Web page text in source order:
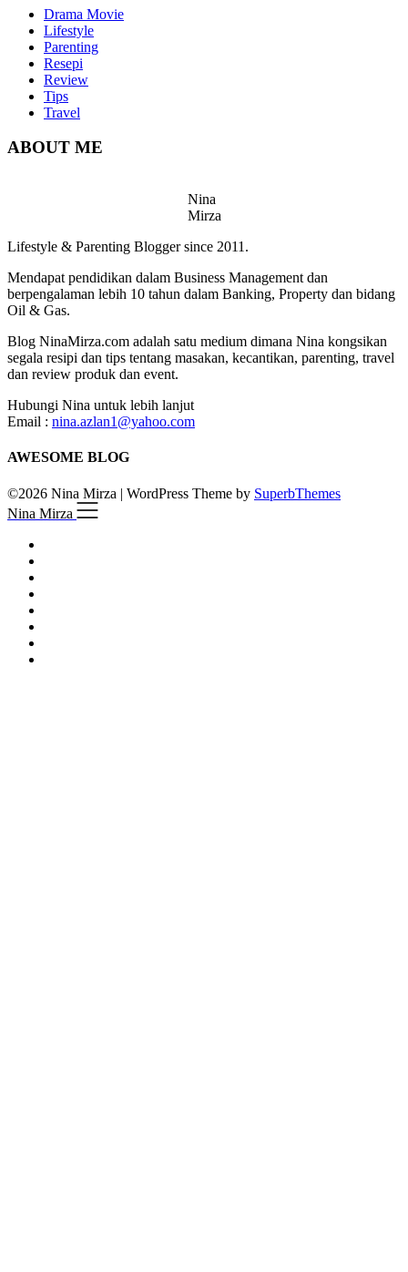
Drama Movie
Lifestyle
Parenting
Resepi
Review
Tips
Travel
ABOUT ME
Nina
Mirza
Lifestyle & Parenting Blogger since 2011.
Mendapat pendidikan dalam Business Management dan
berpengalaman lebih 10 tahun dalam Banking, Property dan bidang
Oil & Gas.
Blog NinaMirza.com adalah satu medium dimana Nina kongsikan
segala resipi dan tips tentang masakan, kecantikan, parenting, travel
dan review produk dan event.
Hubungi Nina untuk lebih lanjut
Email : nina.azlan1@yahoo.com
AWESOME BLOG
©2026 Nina Mirza | WordPress Theme by SuperbThemes
Nina Mirza